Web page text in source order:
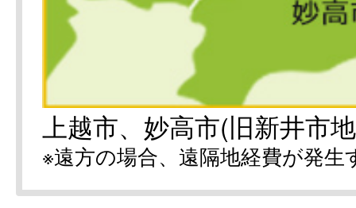
上越市、妙高市(旧新井市
※遠方の場合、遠隔地経費が発